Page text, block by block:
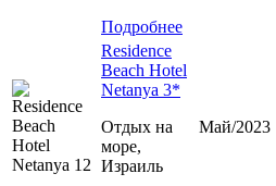
Подробнее
Residence
Beach Hotel
Netanya 3*
Отдых на
море,
Израиль
Май/2023